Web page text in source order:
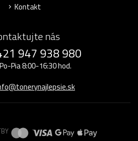
Kontakt
nás
947 938 980
Po-Pia 8:00-16:30 hod.